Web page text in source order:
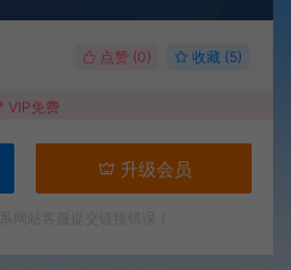
点赞 (0) 收藏 (5)
VIP免费
升级会员